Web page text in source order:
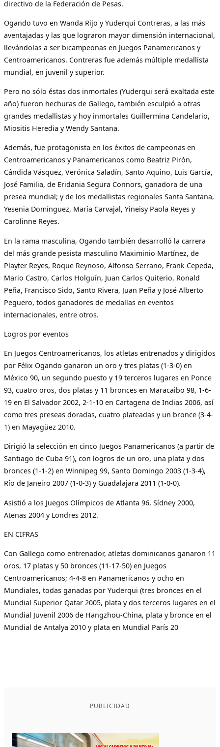
directivo de la Federación de Pesas.
Ogando tuvo en Wanda Rijo y Yuderqui Contreras, a las más
aventajadas y las que lograron mayor dimensión internacional,
llevándolas a ser bicampeonas en Juegos Panamericanos y
Centroamericanos. Contreras fue además múltiple medallista
mundial, en juvenil y superior.
Pero no sólo éstas dos inmortales (Yuderqui será exaltada este
año) fueron hechuras de Gallego, también esculpió a otras
grandes medallistas y hoy inmortales Guillermina Candelario,
Miositis Heredia y Wendy Santana.
Además, fue protagonista en los éxitos de campeonas en
Centroamericanos y Panamericanos como Beatriz Pirón,
Cándida Vásquez, Verónica Saladín, Santo Aquino, Luis García,
José Familia, de Eridania Segura Connors, ganadora de una
presea mundial; y de los medallistas regionales Santa Santana,
Yesenia Domínguez, María Carvajal, Yineisy Paola Reyes y
Carolinne Reyes.
En la rama masculina, Ogando también desarrolló la carrera
del más grande pesista masculino Maximinio Martínez, de
Playter Reyes, Roque Reynoso, Alfonso Serrano, Frank Cepeda,
Mario Castro, Carlos Holguín, Juan Carlos Quiterio, Ronald
Peña, Francisco Sido, Santo Rivera, Juan Peña y José Alberto
Peguero, todos ganadores de medallas en eventos
internacionales, entre otros.
Logros por eventos
En Juegos Centroamericanos, los atletas entrenados y dirigidos
por Félix Ogando ganaron un oro y tres platas (1-3-0) en
México 90, un segundo puesto y 19 terceros lugares en Ponce
93, cuatro oros, dos platas y 11 bronces en Maracaibo 98, 1-6-
19 en El Salvador 2002, 2-1-10 en Cartagena de Indias 2006, así
como tres preseas doradas, cuatro plateadas y un bronce (3-4-
1) en Mayagüez 2010.
Dirigió la selección en cinco Juegos Panamericanos (a partir de
Santiago de Cuba 91), con logros de un oro, una plata y dos
bronces (1-1-2) en Winnipeg 99, Santo Domingo 2003 (1-3-4),
Río de Janeiro 2007 (1-0-3) y Guadalajara 2011 (1-0-0).
Asistió a los Juegos Olímpicos de Atlanta 96, Sídney 2000,
Atenas 2004 y Londres 2012.
EN CIFRAS
Con Gallego como entrenador, atletas dominicanos ganaron 11
oros, 17 platas y 50 bronces (11-17-50) en Juegos
Centroamericanos; 4-4-8 en Panamericanos y ocho en
Mundiales, todas ganadas por Yuderqui (tres bronces en el
Mundial Superior Qatar 2005, plata y dos terceros lugares en el
Mundial Juvenil 2006 de Hangzhou-China, plata y bronce en el
Mundial de Antalya 2010 y plata en Mundial París 20
PUBLICIDAD